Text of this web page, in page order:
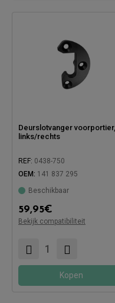
Deurslotvanger voorportier,
links/rechts
REF: 0438-750
OEM: 141 837 295
Beschikbaar
59,95€
Bekijk compatibiliteit
Compatibel met:
Kopen